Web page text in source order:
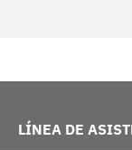
LÍNEA DE